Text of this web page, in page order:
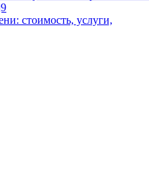
стоимость, услуги,